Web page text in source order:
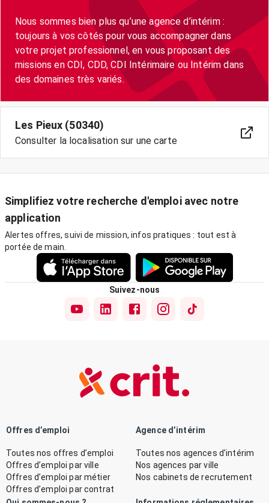
Nous sommes bien plus qu’une agence d’intérim :
toujours à vos côtés pour vous accompagner dans
votre projet professionnel, en vous proposant des
missions en CDI, CDD, CDI Intérimaire ou Intérim dans
des domaines très variés.
Les Pieux (50340)
Consulter la localisation sur une carte
Simplifiez votre recherche d'emploi avec notre
application
Alertes offres, suivi de mission, infos pratiques : tout est à
portée de main.
Suivez-nous
Offres d’emploi
Toutes nos offres d’emploi
Offres d’emploi par ville
Offres d’emploi par métier
Offres d’emploi par contrat
Agence d’intérim
Toutes nos agences d’intérim
Nos agences par ville
Nos cabinets de recrutement